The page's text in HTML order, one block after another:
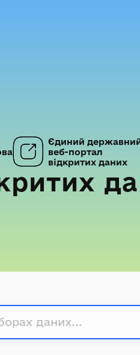
Єдиний
веб-портал
відкритих даних